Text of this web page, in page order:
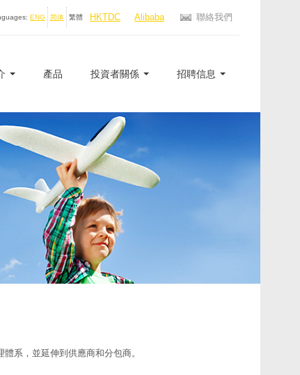
聯絡我們
Alibaba
HKTDC
ENG 简体 繁體
產品 投資者關係 招聘信息
系，並延伸到供應商和分包商。